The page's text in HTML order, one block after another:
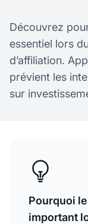
Découvrez
essentiel lors
d’affiliation.
prévient les
sur
Pourquoi
important